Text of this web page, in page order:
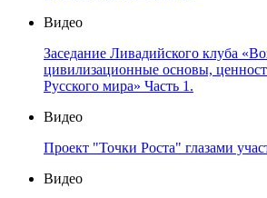
Видео
Заседание Ливадийского клуба
цивилизационные основы,
Русского мира» Часть 1.
Видео
Проект "Точки Роста" глазами
Видео